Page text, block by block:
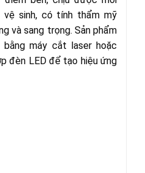
vệ sinh, có tính thẩm mỹ
và sang trọng. Sản phẩm
máy cắt laser hoặc
đèn LED để tạo hiệu ứng